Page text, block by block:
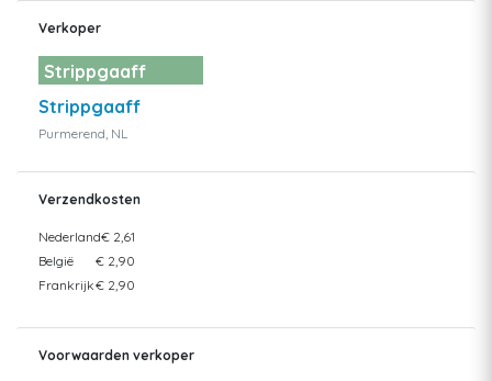
Verkoper
Strippgaaff
Strippgaaff
Purmerend, NL
Verzendkosten
Nederland€ 2,61
België
€ 2,90
Frankrijk€ 2,90
Voorwaarden verkoper